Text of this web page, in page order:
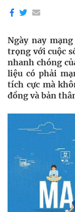
Ngày nay
trọng với cuộc
nhanh chóng
liệu có phải
tích cực mà
đồng và bản